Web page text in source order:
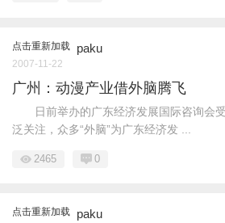
点击重新加载 paku
2007-11-22
广州：动漫产业借外脑腾飞
日前举办的广东经济发展国际咨询会受
泛关注，众多“外脑”为广东经济发 ...
2465 0
点击重新加载 paku